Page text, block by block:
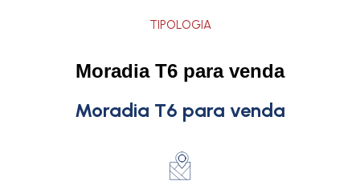
TIPOLOGIA
Moradia T6 para venda
Moradia T6 para venda